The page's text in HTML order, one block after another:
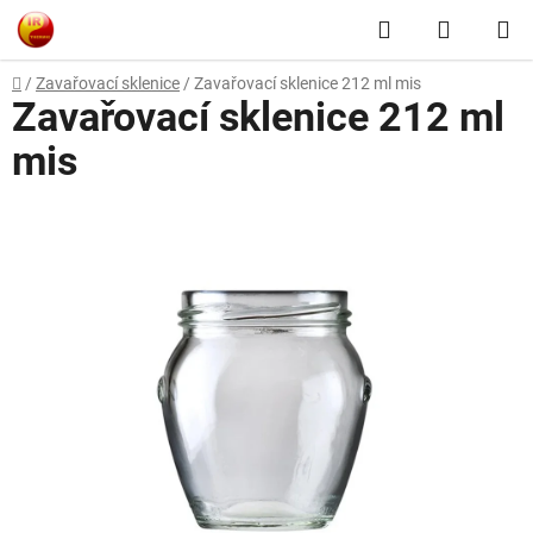
Přejít
na
obsah
Hledat
KOŠÍK
Domů
/ Zavařovací sklenice / Zavařovací sklenice 212 ml mis
Zavařovací sklenice 212 ml
mis